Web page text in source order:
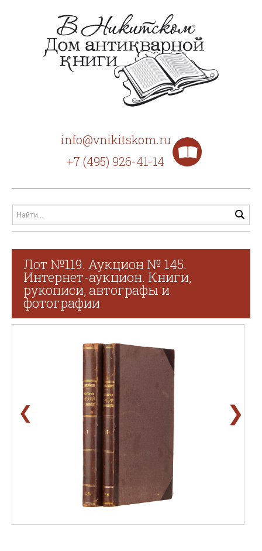
info@vnikitskom.ru
+7 (495) 926-41-14
Лот №119. Аукцион № 145.
Интернет-аукцион. Книги,
рукописи, автографы и
фотографии
❮ ❯